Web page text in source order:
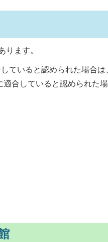
ます。
ていると認められた場合は
合していると認められた